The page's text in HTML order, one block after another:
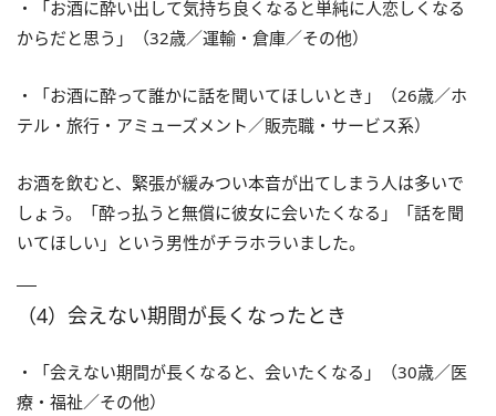
・「お酒に酔い出して気持ち良くなると単純に人恋しくなる
からだと思う」（32歳／運輸・倉庫／その他）
・「お酒に酔って誰かに話を聞いてほしいとき」（26歳／ホ
テル・旅行・アミューズメント／販売職・サービス系）
お酒を飲むと、緊張が緩みつい本音が出てしまう人は多いで
しょう。「酔っ払うと無償に彼女に会いたくなる」「話を聞
いてほしい」という男性がチラホラいました。
（4）会えない期間が長くなったとき
・「会えない期間が長くなると、会いたくなる」（30歳／医
療・福祉／その他）